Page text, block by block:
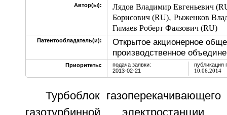
Автор(ы):
Лядов Владимир Евгеньевич
Борисович (RU), Рыженков
Гимаев Роберт Фаязович (RU)
Патентообладатель(и):
Открытое акционерное
производственное
Приоритеты:
подача заявки:
2013-02-21
публикация
10.06.2014
Турбоблок
газотурбинной